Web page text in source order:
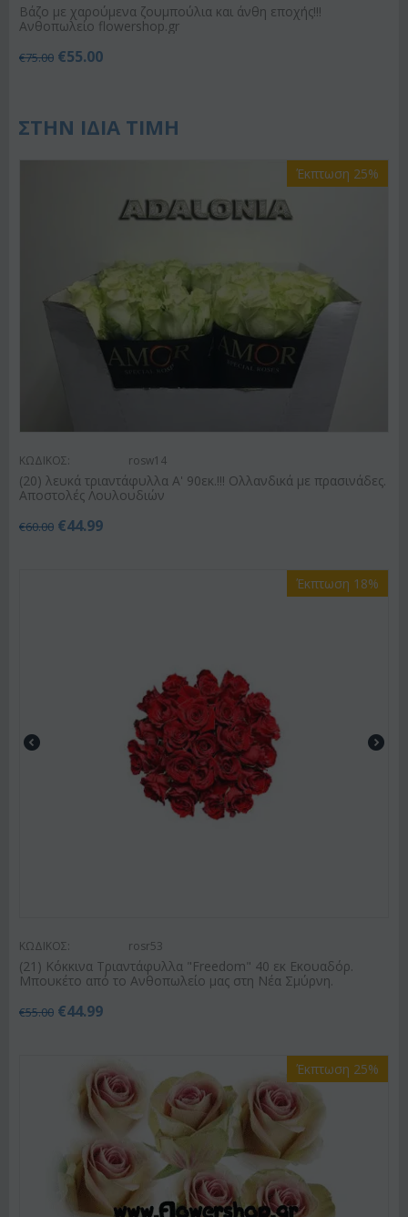
Βάζο με χαρούμενα ζουμπούλια και άνθη εποχής!!!
Ανθοπωλείο flowershop.gr
€75.00 €55.00
ΣΤΗΝ ΙΔΙΑ ΤΙΜΗ
Έκπτωση 25%
ΚΩΔΙΚΟΣ: rosw14
(20) λευκά τριαντάφυλλα Α' 90εκ.!!! Ολλανδικά με πρασινάδες.
Αποστολές Λουλουδιών
€60.00 €44.99
Έκπτωση 18%
ΚΩΔΙΚΟΣ: rosr53
(21) Κόκκινα Τριαντάφυλλα "Freedom" 40 εκ Εκουαδόρ.
Μπουκέτο από το Ανθοπωλείο μας στη Νέα Σμύρνη.
€55.00 €44.99
Έκπτωση 25%